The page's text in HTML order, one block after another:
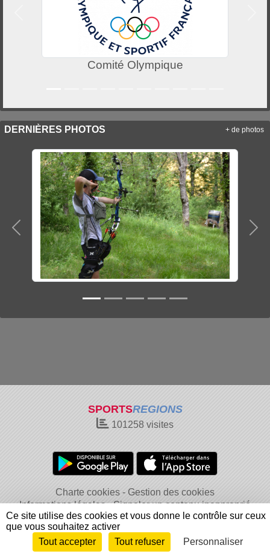
Comité Olympique
DERNIÈRES PHOTOS
Précedent
+ de photos
SPORTSREGIONS
101258 visites
Charte cookies
Gestion des cookies
Informations légales
Signaler un contenu inapproprié
Envie de participer ? Connexion
Ce site utilise des cookies et vous donne le contrôle sur ceux
que vous souhaitez activer
Tout accepter
Tout refuser Personnaliser